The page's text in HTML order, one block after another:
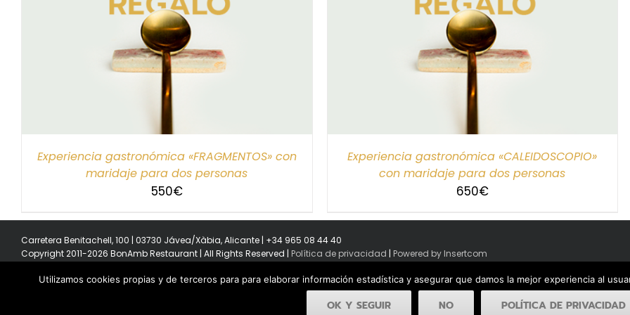
Experiencia gastronómica «FRAGMENTOS» con
maridaje para dos personas
550€
SELECCIONAR IMPORTE
Experiencia gastronómica «CALEIDOSCOPIO»
con maridaje para dos personas
650€
Carretera Benitachell, 100 | 03730 Jávea/Xàbia, Alicante | +34 965 08 44 40
Copyright 2011-2026 BonAmb Restaurant | All Rights Reserved | Política de privacidad | Powered by Insertcom
Utilizamos cookies propias y de terceros para para elaborar información estadística y asegurar que damos la mejor experiencia al
OK Y SEGUIR NO POLÍTICA DE PRIVACIDAD